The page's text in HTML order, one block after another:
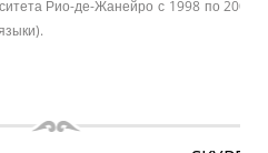
Рио-де-Жанейро с 1998 по 2001